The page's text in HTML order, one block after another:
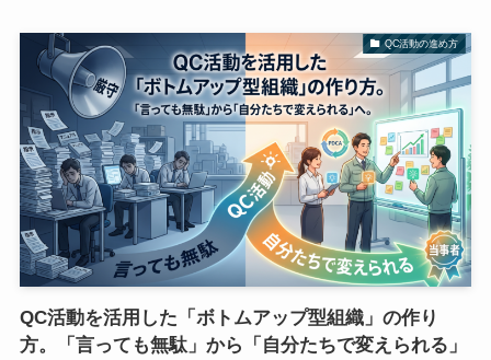
QC活動の進め方
QC活動を活用した「ボトムアップ型組織」の作り
方。「言っても無駄」から「自分たちで変えられる」